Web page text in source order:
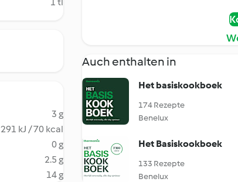
3 g
291 kJ / 70 kcal
0 g
2.5 g
14 g
Auch enthalten in
Het basiskookboek
174 Rezepte
Benelux
Het Basiskookboek
133 Rezepte
Benelux